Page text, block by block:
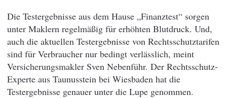
Die Testergebnisse aus dem Hause „Finanztest“ sorgen
unter Maklern regelmäßig für erhöhten Blutdruck. Und,
auch die aktuellen Testergebnisse von Rechtsschutztarifen
sind für Verbraucher nur bedingt verlässlich, meint
Versicherungsmakler Sven Nebenführ. Der Rechtsschutz-
Experte aus Taunusstein bei Wiesbaden hat die
Testergebnisse genauer unter die Lupe genommen.